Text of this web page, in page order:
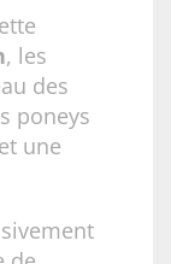
, les
des
poneys
une